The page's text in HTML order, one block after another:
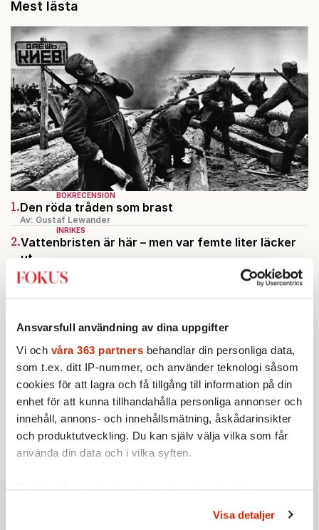
Ansvarsfull användning av dina uppgifter
Vi och våra 363 partners behandlar din personliga data,
som t.ex. ditt IP-nummer, och använder teknologi såsom
cookies för att lagra och få tillgång till information på din
enhet för att kunna tillhandahålla personliga annonser och
innehåll, annons- och innehållsmätning, åskådarinsikter
och produktutveckling. Du kan själv välja vilka som får
använda din data och i vilka syften.
Ta reda på mer om hur dina personliga uppgifter
Du kan ändra eller dra tillbaka ditt samtycke när som
Visa detaljer
Mest lästa
BOKRECENSION
1.Den röda tråden som brast
Av: Gustaf Lewander
INRIKES
2.Vattenbristen är här – men var femte liter läcker
ut
Av: Susanne Gäre
KRÖNIKA
4.Nina Lekander:På ”Kommunisthögskolan” drömde
alla om att vara arbetarklass
5.Bitte Assarmo: Sagan om den lågbegåvade
ursprungsbefolkningen i Filipstad
KRÖNIKA
6.Sakine Madon: Efter islamistdådet oroar sig
vänstern för Agnes Wold